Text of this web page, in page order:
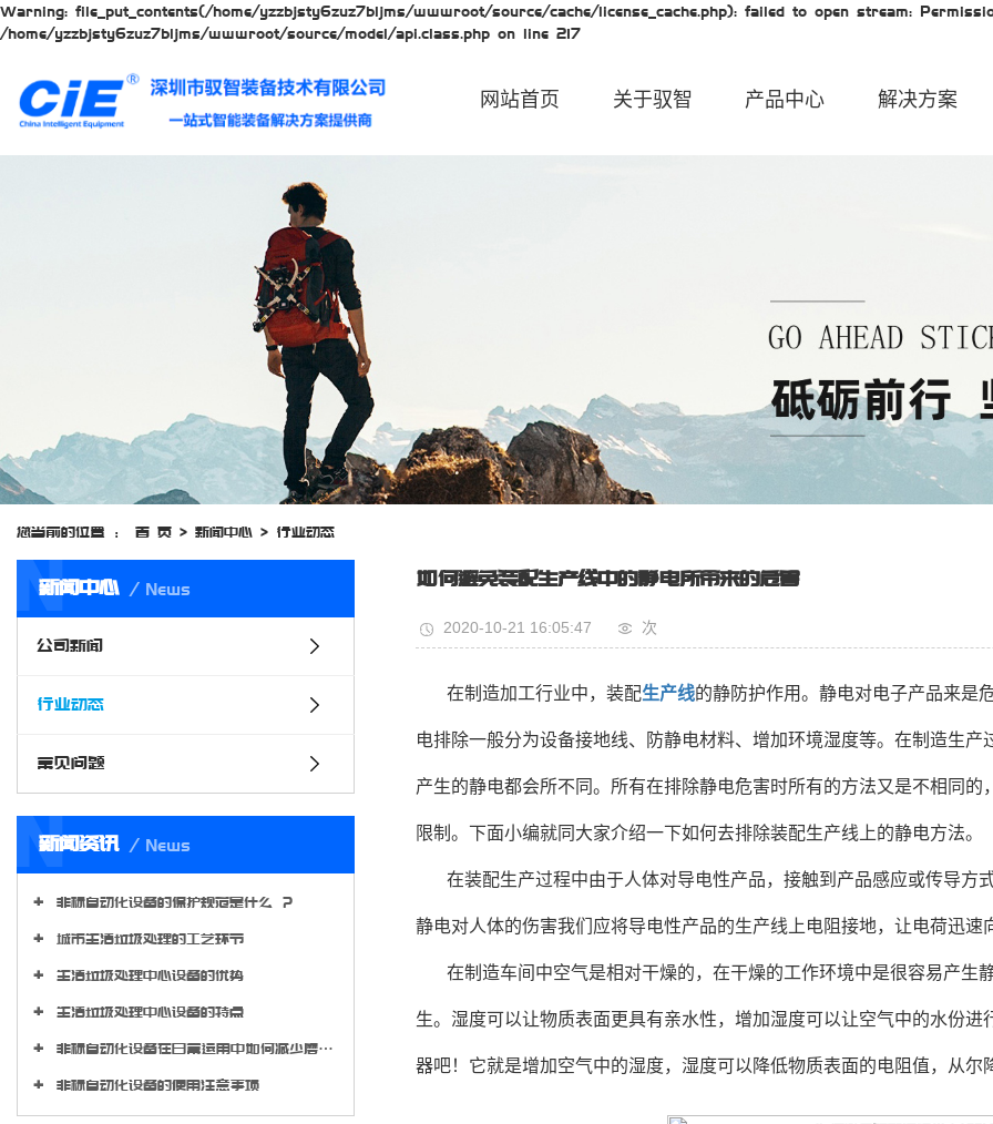
Warning: file_put_contents(/home/yzzbjsty6zuz7bljms/wwwroot/source/cache/license_cache.php): failed to open stream:
/home/yzzbjsty6zuz7bljms/wwwroot/source/model/api.class.php on line 217
网站首页 关于驭智 产品中心 解决方案
您当前的位置 ： 首 页 > 新闻中心 > 行业动态
新闻中心 News
N
公司新闻
行业动态
常见问题
新闻资讯 News
N
非标自动化设备的保护规范是什么 ？
城市生活垃圾处理的工艺环节
生活垃圾处理中心设备的优势
生活垃圾处理中心设备的特点
非标自动化设备在日常运用中如何减少磨损程度?
非标自动化设备的使用注意事项
如何避免装配生产线中的静电所带来的危害
2020-10-21 16:05:47 次
在制造加工行业中，装配生产线的静防护作用。静电对电子产品来是
电排除一般分为设备接地线、防静电材料、增加环境湿度等。在制造生
产生的静电都会所不同。所有在排除静电危害时所有的方法又是不相同
限制。下面小编就同大家介绍一下如何去排除装配生产线上的静电方法。
在装配生产过程中由于人体对导电性产品，接触到产品感应或传导
静电对人体的伤害我们应将导电性产品的生产线上电阻接地，让电荷迅速
在制造车间中空气是相对干燥的，在干燥的工作环境中是很容易产生
生。湿度可以让物质表面更具有亲水性，增加湿度可以让空气中的水份
器吧！它就是增加空气中的湿度，湿度可以降低物质表面的电阻值，从尔